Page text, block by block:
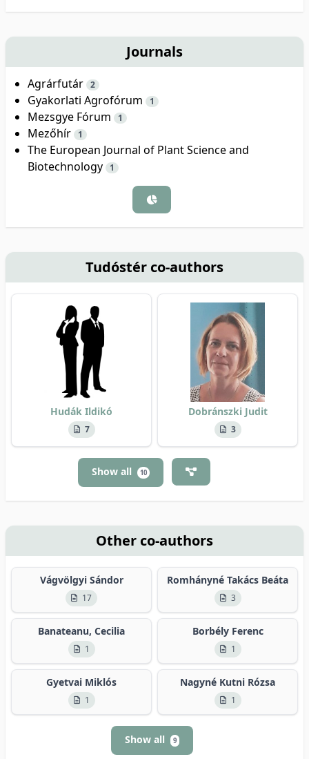
Journals
Agrárfutár 2
Gyakorlati Agrofórum 1
Mezsgye Fórum 1
Mezőhír 1
The European Journal of Plant Science and
Biotechnology
1
Tudóstér co-authors
Hudák Ildikó
7
Dobránszki Judit
3
Show all 10
Other co-authors
Vágvölgyi Sándor
17
Romhányné Takács Beáta
3
Banateanu, Cecilia
1
Borbély Ferenc
1
Gyetvai Miklós
1
Nagyné Kutni Rózsa
1
Show all 9